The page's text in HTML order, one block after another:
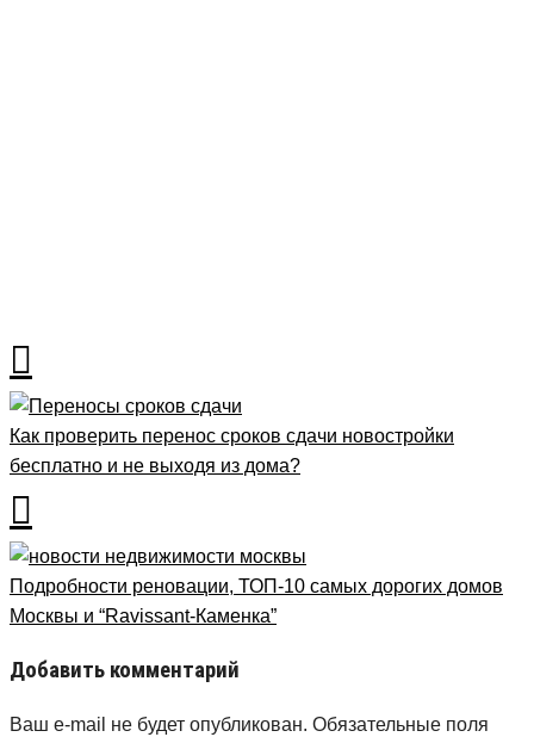
Как проверить перенос сроков сдачи новостройки
бесплатно и не выходя из дома?
Подробности реновации, ТОП-10 самых дорогих домов
Москвы и “Ravissant-Каменка”
Добавить комментарий
Ваш e-mail не будет опубликован. Обязательные поля